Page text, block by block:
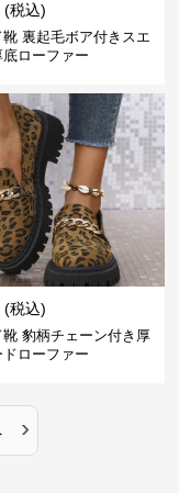
(税込)
靴 裏起毛ボア付きスエ
ローファー
(税込)
靴 豹柄チェーン付き厚
ローファー
›